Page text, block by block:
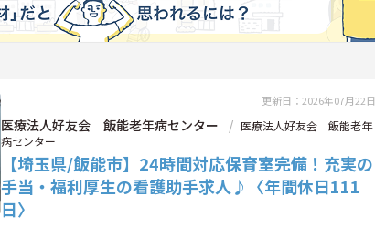
更新日：2026年07月22日
医療法人好友会 飯能老年病センター
医療法人好友会 飯能老年
病センター
【埼玉県/飯能市】24時間対応保育室完備！充実の
手当・福利厚生の看護助手求人♪〈年間休日111
日〉